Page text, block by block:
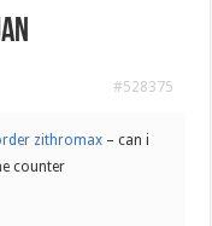
#528375
zithromax – can i
counter